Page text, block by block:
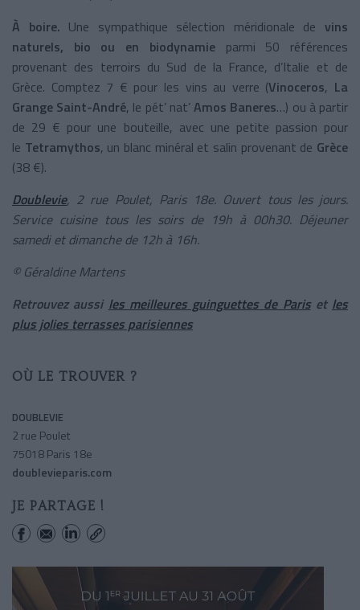
À boire. Une sympathique sélection méridionale devins
naturels, bio ou en biodynamie parmi 50 références
provenant des terroirs du Sud de la France, d’Italie et de
Grèce. Comptez 7 € pour les vins au verre (Vinoceros, La
Grange Saint-André, le pét’ nat’Amos Baneres…) ou à partir
de 29 € pour une bouteille, avec une petite passion pour
le Tetramythos, un blanc minéral et salin provenant de Grèce
(38 €).
Doublevie, 2 rue Poulet, Paris 18e. Ouvert tous les jours.
Service cuisine tous les soirs de 19h à 00h30. Déjeuner
samedi et dimanche de 12h à 16h.
© Géraldine Martens
Retrouvez aussi les meilleures guinguettes de Pariset les
plus jolies terrasses parisiennes
OÙ LE TROUVER ?
DOUBLEVIE
2 rue Poulet
75018 Paris 18e
doublevieparis.com
JE PARTAGE !